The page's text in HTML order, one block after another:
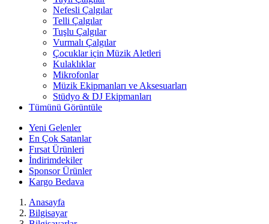
Nefesli Çalgılar
Telli Çalgılar
Tuşlu Çalgılar
Vurmalı Çalgılar
Çocuklar için Müzik Aletleri
Kulaklıklar
Mikrofonlar
Müzik Ekipmanları ve Aksesuarları
Stüdyo & DJ Ekipmanları
Tümünü Görüntüle
Yeni Gelenler
En Çok Satanlar
Fırsat Ürünleri
İndirimdekiler
Sponsor Ürünler
Kargo Bedava
Anasayfa
Bilgisayar